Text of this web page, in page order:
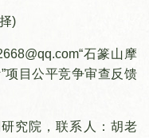
)
石篆山摩
项目公平竞争审查反馈
究院，联系人：胡老